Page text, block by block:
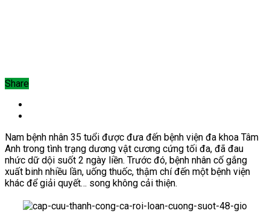
Share
Nam bệnh nhân 35 tuổi được đưa đến bệnh viện đa khoa Tâm
Anh trong tình trạng dương vật cương cứng tối đa, đã đau
nhức dữ dội suốt 2 ngày liền. Trước đó, bệnh nhân cố gắng
xuất binh nhiều lần, uống thuốc, thậm chí đến một bệnh viện
khác để giải quyết… song không cải thiện.